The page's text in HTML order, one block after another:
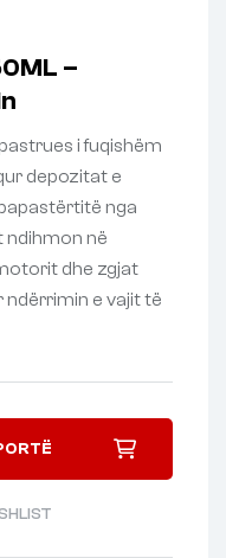
–
i fuqishëm
depozitat e
nga
ndihmon në
dhe zgjat
ndërrimin e vajit të